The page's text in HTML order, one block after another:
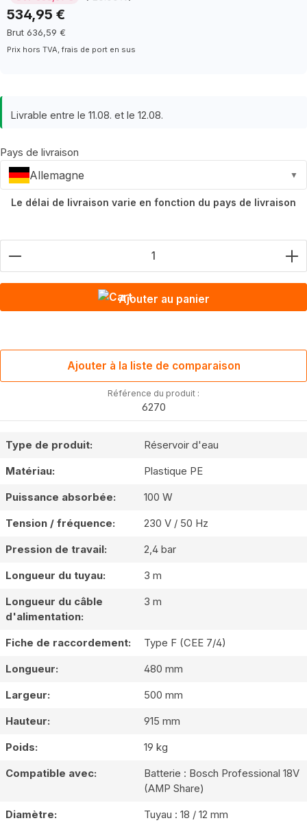
534,95 €
Brut 636,59 €
Prix hors TVA, frais de port en sus
Livrable entre le 11.08. et le 12.08.
Pays de livraison
Allemagne ▼
Le délai de livraison varie en fonction du pays de livraison
Nombre de produits : saisis la valeur souhaitée ou
Ajouter au panier
Ajouter à la liste de comparaison
Référence du produit :
6270
Type de produit: Réservoir d'eau
Matériau: Plastique PE
Puissance absorbée: 100 W
Tension / fréquence: 230 V / 50 Hz
Pression de travail: 2,4 bar
Longueur du tuyau: 3 m
Longueur du câble
d'alimentation:
3 m
Fiche de raccordement: Type F (CEE 7/4)
Longueur: 480 mm
Largeur: 500 mm
Hauteur: 915 mm
Poids: 19 kg
Compatible avec:
Batterie : Bosch Professional 18V
(AMP Share)
Diamètre: Tuyau : 18 / 12 mm